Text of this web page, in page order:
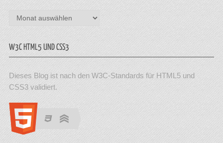
Archiv
W3C HTML5 UND CSS3
Dieses Blog ist nach den W3C-Standards für HTML5 und
CSS3 validiert.